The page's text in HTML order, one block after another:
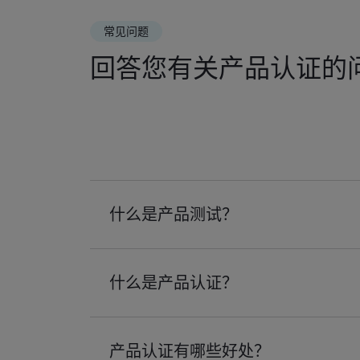
常见问题
回答您有关产品认证的
什么是产品测试？
什么是产品认证？
产品认证有哪些好处？